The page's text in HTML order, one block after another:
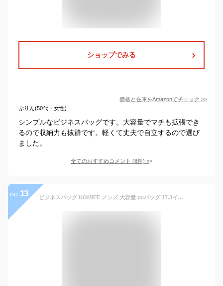
ショップでみる
価格と在庫をAmazonでチェック >>
ぷりん(50代・女性)
シンプルなビジネスバッグです。大容量でマチも拡張でき
るので収納力も抜群です。軽くて丈夫で自立するので選び
ました。
全てのおすすめコメント (8件) >
no. 13 ビジネスバッグ HOMIEE メンズ 大容量 pcバッグ 17.3インチ ノートパソコンバッグ 出張 拡張可能 ブリーフケース 2way ショルダーバッグ A4対応 自立 軽量 就活 営業 通勤 通学 父の日